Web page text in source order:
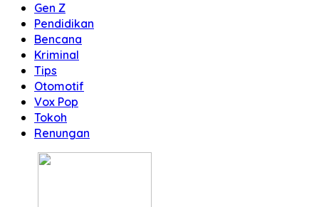
Gen Z
Pendidikan
Bencana
Kriminal
Tips
Otomotif
Vox Pop
Tokoh
Renungan